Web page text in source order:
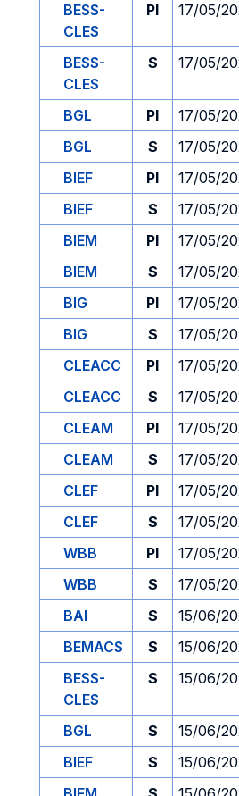
BESS-
CLES
PI 17/05/
BESS-
CLES
S 17/05/
BGL PI 17/05/
BGL
S 17/05/
BIEF
PI 17/05/
BIEF
S 17/05/
BIEM
PI 17/05/
BIEM
S 17/05/
BIG
PI 17/05/
BIG
S 17/05/
CLEACC
PI 17/05/
CLEACC
S 17/05/
CLEAM
PI 17/05/
CLEAM
S 17/05/
CLEF
PI 17/05/
CLEF
S 17/05/
WBB
PI 17/05/
WBB
S 17/05/
BAI
S 15/06/
BEMACS
S 15/06/
BESS-
CLES
S 15/06/
BGL S 15/06/
BIEF
S 15/06/